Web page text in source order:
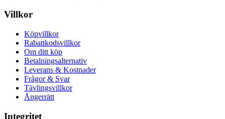
Villkor
Köpvillkor
Rabattkodsvillkor
Om ditt köp
Betalningsalternativ
Leverans & Kostnader
Frågor & Svar
Tävlingsvillkor
Ångerrätt
Integritet